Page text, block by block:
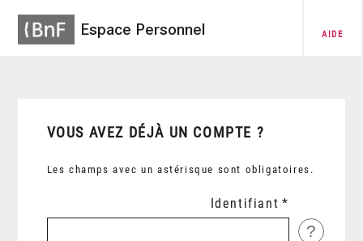
Espace Personnel AIDE
VOUS AVEZ DÉJÀ UN COMPTE ?
Les champs avec un astérisque sont obligatoires.
Identifiant
?